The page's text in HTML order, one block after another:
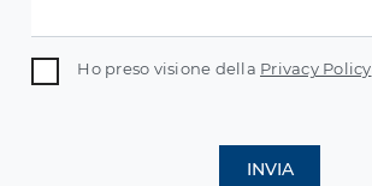
Ho preso visione della Privacy Policy
INVIA